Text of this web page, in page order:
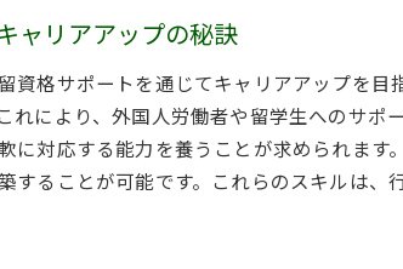
求人募集を通
在留資格取得の鍵行
在留資格取得
行政書士求人
ャリアアップの秘訣
資格サポートを通じてキャリアアップを
れにより、外国人労働者や留学生へのサ
に対応する能力を養うことが求められま
することが可能です。これらのスキルは